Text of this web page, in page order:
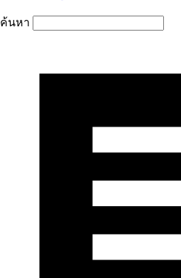
ค้นหา